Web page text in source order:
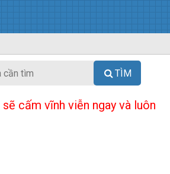
TÌM
cấm vĩnh viễn ngay và luôn